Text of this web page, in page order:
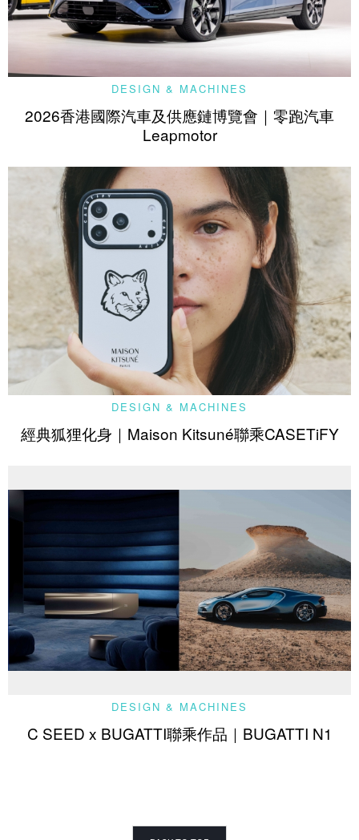
DESIGN & MACHINES
2026香港國際汽車及供應鏈博覽會｜零跑汽車
Leapmotor
DESIGN & MACHINES
經典狐狸化身｜Maison Kitsuné聯乘CASETiFY
DESIGN & MACHINES
C SEED x BUGATTI聯乘作品｜BUGATTI N1